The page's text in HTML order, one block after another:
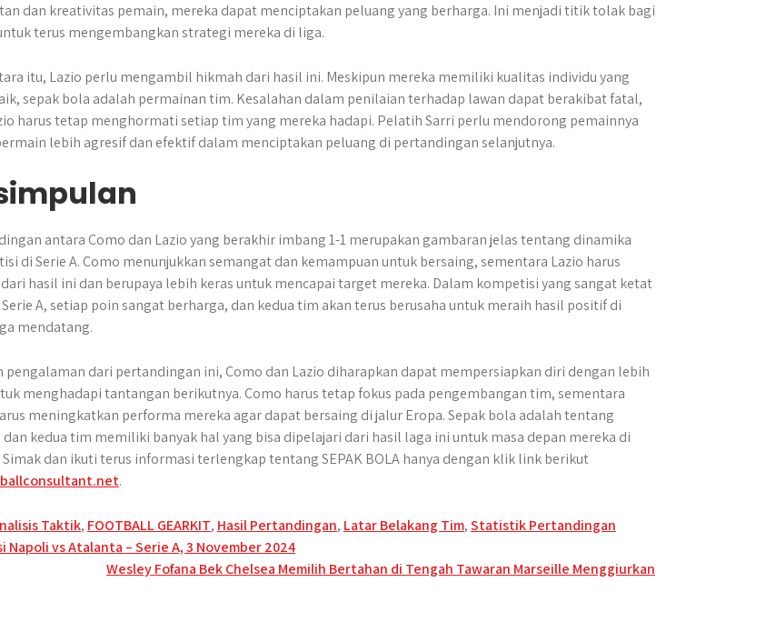
dan kreativitas pemain, mereka dapat menciptakan peluang yang berharga. Ini menjadi titik tolak bagi
terus mengembangkan strategi mereka di liga.
itu, Lazio perlu mengambil hikmah dari hasil ini. Meskipun mereka memiliki kualitas individu yang
sepak bola adalah permainan tim. Kesalahan dalam penilaian terhadap lawan dapat berakibat fatal,
harus tetap menghormati setiap tim yang mereka hadapi. Pelatih Sarri perlu mendorong pemainnya
lebih agresif dan efektif dalam menciptakan peluang di pertandingan selanjutnya.
antara Como dan Lazio yang berakhir imbang 1-1 merupakan gambaran jelas tentang dinamika
di Serie A. Como menunjukkan semangat dan kemampuan untuk bersaing, sementara Lazio harus
hasil ini dan berupaya lebih keras untuk mencapai target mereka. Dalam kompetisi yang sangat ketat
A, setiap poin sangat berharga, dan kedua tim akan terus berusaha untuk meraih hasil positif di
mendatang.
pengalaman dari pertandingan ini, Como dan Lazio diharapkan dapat mempersiapkan diri dengan lebih
menghadapi tantangan berikutnya. Como harus tetap fokus pada pengembangan tim, sementara
meningkatkan performa mereka agar dapat bersaing di jalur Eropa. Sepak bola adalah tentang
dan kedua tim memiliki banyak hal yang bisa dipelajari dari hasil laga ini untuk masa depan mereka di
Simak dan ikuti terus informasi terlengkap tentang SEPAK BOLA hanya dengan klik link berikut
.
Taktik, FOOTBALL GEARKIT, Hasil Pertandingan, Latar Belakang Tim,Statistik Pertandingan
Napoli vs Atalanta – Serie A, 3 November 2024
Wesley Fofana Bek Chelsea Memilih Bertahan di Tengah Tawaran Marseille Menggiurkan